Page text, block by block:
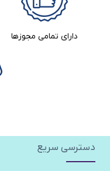
دارای تمامی مجوزها
دسترسی سریع